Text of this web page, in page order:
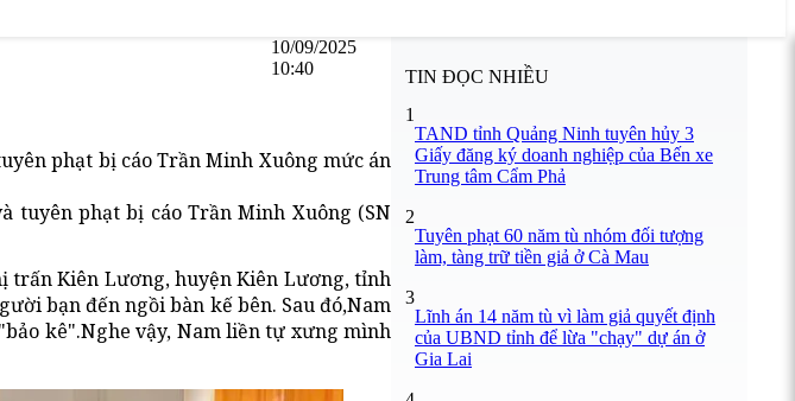
10/09/2025
10:40
phạt bị cáo Trần Minh Xuông mức án
tuyên phạt bị cáo Trần Minh Xuông (SN
trấn Kiên Lương, huyện Kiên Lương, tỉnh
bạn đến ngồi bàn kế bên. Sau đó,Nam
kê".Nghe vậy, Nam liền tự xưng mình
TIN ĐỌC NHIỀU
1
TAND tỉnh Quảng Ninh tuyên hủy 3
Giấy đăng ký doanh nghiệp của Bến xe
Trung tâm Cẩm Phả
2
Tuyên phạt 60 năm tù nhóm đối tượng
làm, tàng trữ tiền giả ở Cà Mau
3
Lĩnh án 14 năm tù vì làm giả quyết định
của UBND tỉnh để lừa "chạy" dự án ở
Gia Lai